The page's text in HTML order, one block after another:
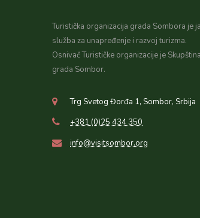
Turistička organizacija grada Sombora je
služba za unapređenje i razvoj turizma.
Osnivač Turističke organizacije je Skupština
grada Sombor.
Trg Svetog Đorđa 1, Sombor, Srbija
+381 (0)25 434 350
info@visitsombor.org